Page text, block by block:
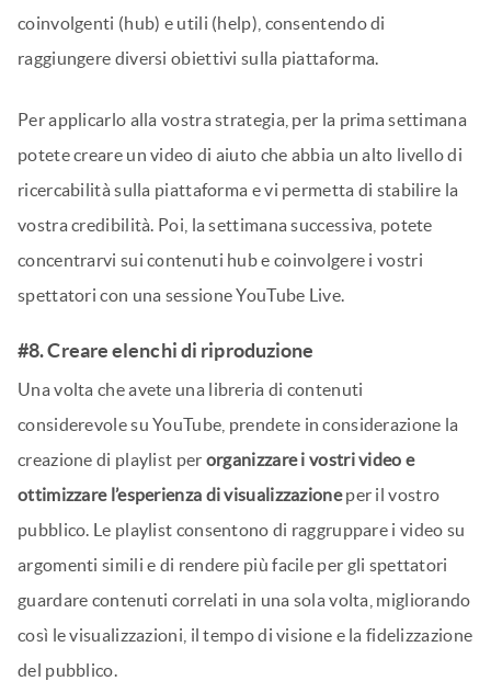
coinvolgenti (hub) e utili (help), consentendo di
raggiungere diversi obiettivi sulla piattaforma.
Per applicarlo alla vostra strategia, per la prima settimana
potete creare un video di aiuto che abbia un alto livello di
ricercabilità sulla piattaforma e vi permetta di stabilire la
vostra credibilità. Poi, la settimana successiva, potete
concentrarvi sui contenuti hub e coinvolgere i vostri
spettatori con una sessione YouTube Live.
#8. Creare elenchi di riproduzione
Una volta che avete una libreria di contenuti
considerevole su YouTube, prendete in considerazione la
creazione di playlist per organizzare i vostri video e
ottimizzare l’esperienza di visualizzazioneper il vostro
pubblico. Le playlist consentono di raggruppare i video su
argomenti simili e di rendere più facile per gli spettatori
guardare contenuti correlati in una sola volta, migliorando
così le visualizzazioni, il tempo di visione e la fidelizzazione
del pubblico.